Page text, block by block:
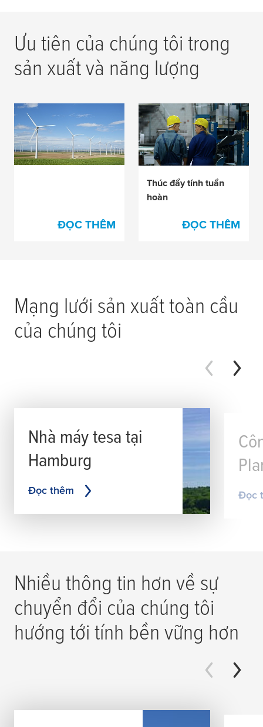
Ưu tiên của chúng tôi trong
sản xuất và năng lượng
Giảm phát thải
ĐỌC THÊM
Thúc đẩy tính tuần
hoàn
ĐỌC THÊM
Mạng lưới sản xuất toàn cầu
của chúng tôi
Nhà máy tesa tại
Hamburg
Đọc thêm Đọc
Nhiều thông tin hơn về sự
chuyển đổi của chúng tôi
hướng tới tính bền vững hơn